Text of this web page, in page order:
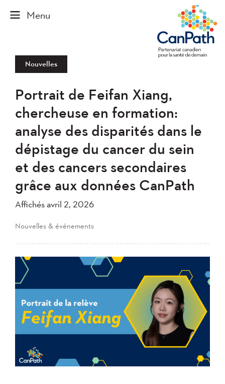
Nouvelles
Portrait de Feifan Xiang,
chercheuse en formation:
analyse des disparités dans le
dépistage du cancer du sein
et des cancers secondaires
grâce aux données CanPath
Affichés avril 2, 2026
Nouvelles & événements